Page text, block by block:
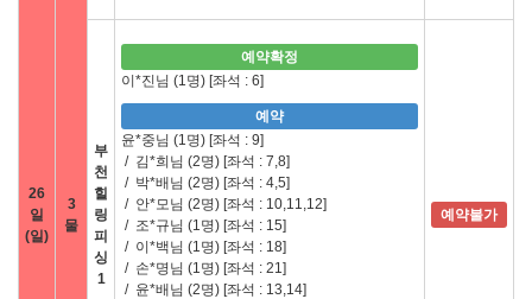
26
일
(일)
3
물
부
천
힐
링
피
싱
1
예약확정
이*진님 (1명) [좌석 : 6]
예약
윤*중님 (1명) [좌석 : 9]
/ 김*희님 (2명) [좌석 : 7,8]
/ 박*배님 (2명) [좌석 : 4,5]
/ 안*모님 (2명) [좌석 : 10,11,12]
/ 조*규님 (1명) [좌석 : 15]
/ 이*백님 (1명) [좌석 : 18]
/ 손*명님 (1명) [좌석 : 21]
/ 윤*배님 (2명) [좌석 : 13,14]
예약불가